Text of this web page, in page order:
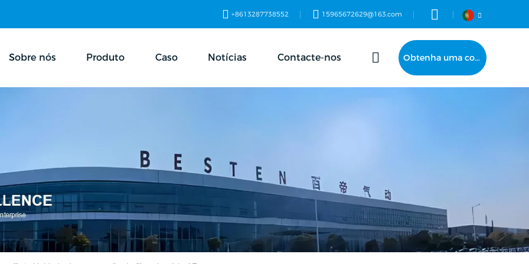
+8613287738552 15965672629@163.com
Sobre nós Produto Caso Notícias Contacte-nos Obtenha uma cotação